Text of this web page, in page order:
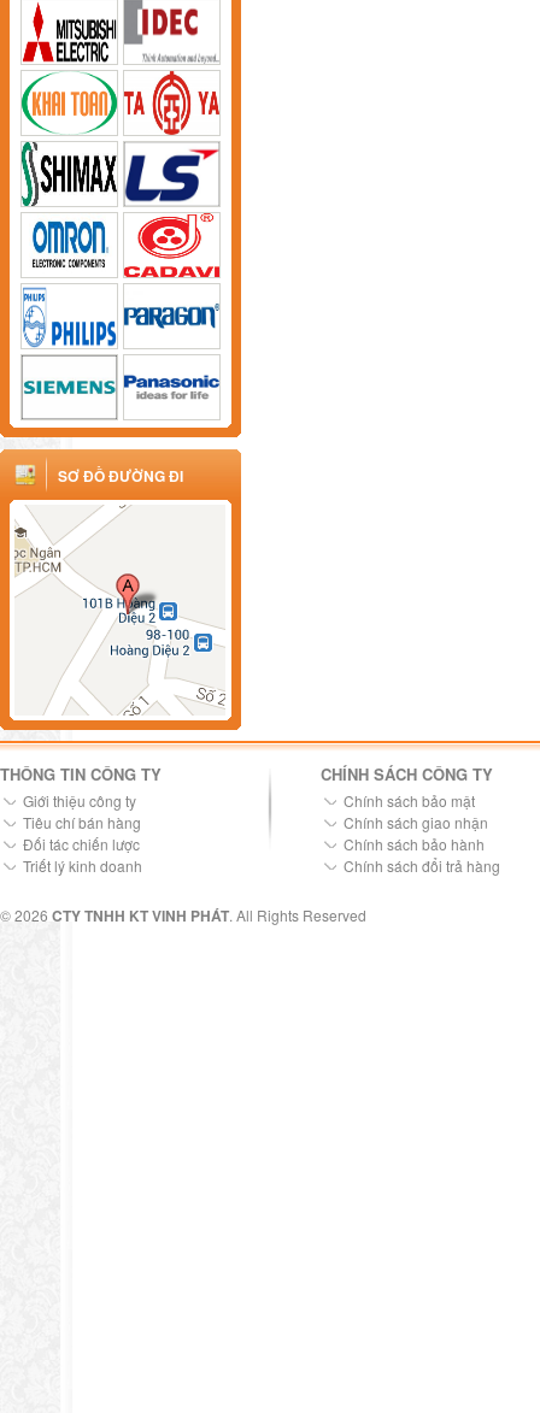
SƠ ĐỒ ĐƯỜNG ĐI
THÔNG TIN CÔNG TY
Giới thiệu công ty
Tiêu chí bán hàng
Đối tác chiến lược
Triết lý kinh doanh
CHÍNH SÁCH CÔNG TY
Chính sách bảo mật
Chính sách giao nhận
Chính sách bảo hành
Chính sách đổi trả hàng
© 2026 CTY TNHH KT VINH PHÁT. All Rights Reserved